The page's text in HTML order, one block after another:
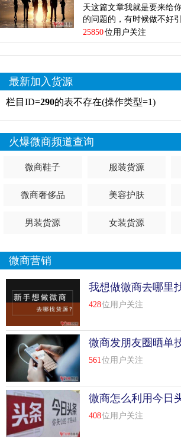
天这篇文章我就是要来给
的问题的，有时候做不好
25850位用户关注
最新加入货源
栏目ID=290的表不存在(操作类型=1)
火爆微商频道查询
微商鞋子 服装货源
微商奢侈品 美容护肤
男装货源 女装货源
微商营销
我想做微商去哪里
推荐
428位用户关注
微商发朋友圈晒单
561 位用户关注
微商怎么利用今日
流
408位用户关注